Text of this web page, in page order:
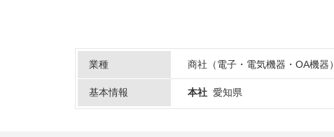
業種 商社（電子・電気機器・OA機器）
基本情報 本社 愛知県